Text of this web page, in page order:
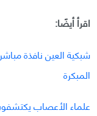
اقرأ أيضًا:
شبكیة العین نافذة
المبكرة
علماء الأعصاب